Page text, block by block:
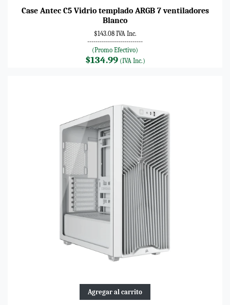
Case Antec C5 Vidrio templado ARGB 7 ventiladores
Blanco
$143.08 IVA Inc.
---------------------------
(Promo Efectivo)
$134.99(IVA Inc.)
Agregar al carrito